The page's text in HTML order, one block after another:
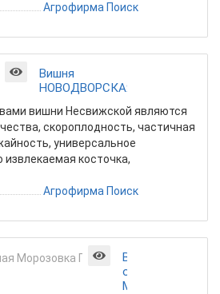
Агрофирма Поиск
Вишня
НОВОДВОРСКАЯ
вишни Несвижской являются
скороплодность, частичная
универсальное
извлекаемая косточка,
Агрофирма Поиск
Вишня
обыкновенная
Морозовка